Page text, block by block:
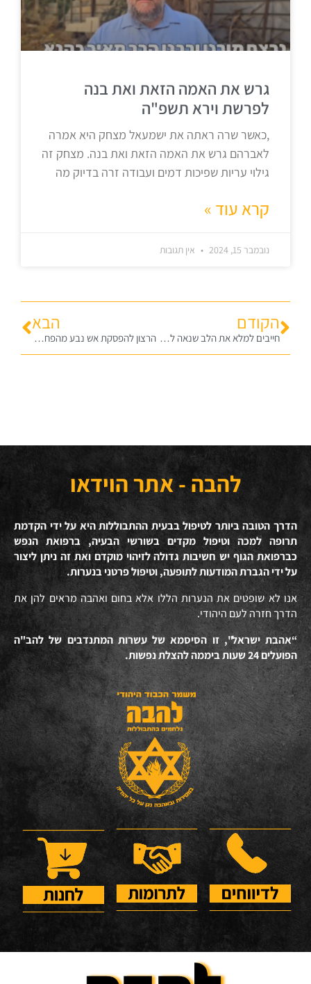
גרש את האמה הזאת ואת בנה
לפרשת וירא תשפ"ה
,כאשר שרה ראתה את ישמעאל מצחק היא אמרה
לאברהם גרש את האמה הזאת ואת בנה. מצחק זה
גילוי עריות שפיכות דמים ועבודה זרה בדיוק מה
קרא עוד »
נובמבר 15, 2024 אין תגובות
הקודם
חייבים למלא את הלב שנאה לאויב לפרשת כי תצא תשפ"ד
הבא
הרצון להפסקת אש נבע מהפחד מהגוי בפרשת וילך משה מלמד את יהושע – חזק ואמץ לפרשות ניצבים וילך תשפ"ד
להבה - אתר הוידאו
הדרך הטובה ביותר לטיפול בבעית ההתבוללות היא על ידי הקדמת
תרופה למכה וטיפול מקדים בשורשי הבעיה, ברפואת הנפש
כברפואת הגוף יש חשיבות גדולה לזיהוי מוקדם ואת זה ניתן ליצור
על ידי הגברת המודעות לתופעה, וטיפול פרטני בנערות.
אנו לא שופטים את הנערות הללו אלא בחום ואהבה מראים להן את
הדרך חזרה לעם היהודי.
“אהבת ישראל", זו הסיסמא של עשרות המתנדבים של להב"ה
הפועלים 24 שעות ביממה להצלת נפשות.